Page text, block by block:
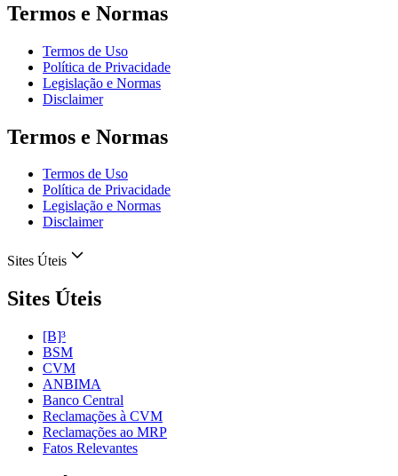
Termos e Normas
Termos de Uso
Política de Privacidade
Legislação e Normas
Disclaimer
Termos e Normas
Termos de Uso
Política de Privacidade
Legislação e Normas
Disclaimer
Sites Úteis
Sites Úteis
[B]³
BSM
CVM
ANBIMA
Banco Central
Reclamações à CVM
Reclamações ao MRP
Fatos Relevantes